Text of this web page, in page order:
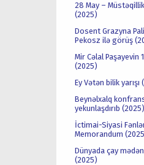
28 May –
(2025)
Dosent Grazyna
Pekosz ilə görüş
Mir Cəlal Paşayevin
(2025)
Ey Vətən bilik yarışı
Beynəlxalq
yekunlaşdırıb (2025)
İctimai-Siyasi
Memorandum
Dünyada çay
(2025)